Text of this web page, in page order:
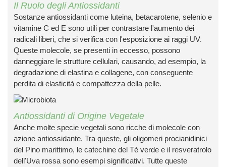
insetti
fisico
Il Ruolo degli Antiossidanti
Sostanze antiossidanti come luteina, betacarotene, selenio e
vitamine C ed E sono utili per contrastare l'aumento dei
radicali liberi, che si verifica con l'esposizione ai raggi UV.
Queste molecole, se presenti in eccesso, possono
danneggiare le strutture cellulari, causando, ad esempio, la
degradazione di elastina e collagene, con conseguente
perdita di elasticità e compattezza della pelle.
Antiossidanti di Origine Vegetale
Anche molte specie vegetali sono ricche di molecole con
azione antiossidante. Tra queste, gli oligomeri procianidinici
del Pino marittimo, le catechine del Tè verde e il resveratrolo
dell'Uva rossa sono esempi significativi. Tutte queste